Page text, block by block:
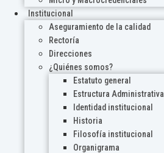
Institucional
Aseguramiento de la calidad
Rectoría
Direcciones
¿Quiénes somos?
Estatuto general
Estructura Administrativa
Identidad institucional
Historia
Filosofía institucional
Organigrama